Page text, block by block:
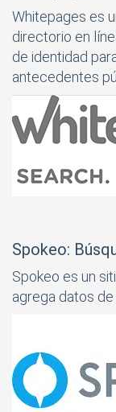
Whitepages es
directorio en
de identidad
antecedentes
Spokeo:
Spokeo es un
agrega datos